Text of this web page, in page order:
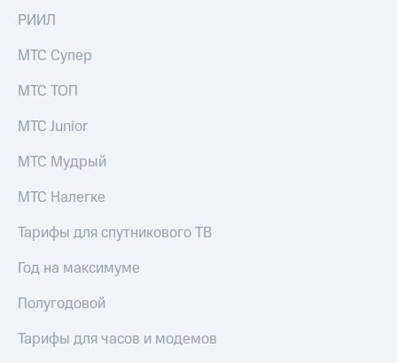
Смартфоны
Наушники
колонки
Умные
часы
трекеры
Умный
и
РИИЛ
МТС Супер
МТС ТОП
МТС Junior
МТС Мудрый
МТС Налегке
Тарифы для спутникового ТВ
Год на максимуме
Полугодовой
Тарифы для часов и модемов